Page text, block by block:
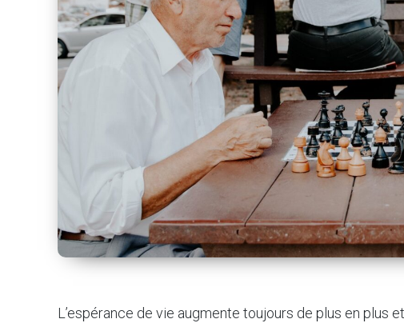
L’espérance de vie augmente toujours de plus en plus